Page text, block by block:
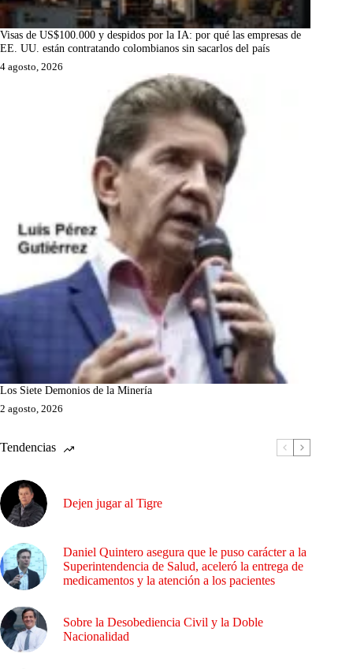
Visas de US$100.000 y despidos por la IA: por qué las empresas de
EE. UU. están contratando colombianos sin sacarlos del país
4 agosto, 2026
Los Siete Demonios de la Minería
2 agosto, 2026
Tendencias
Dejen jugar al Tigre
Daniel Quintero asegura que le puso carácter a la
Superintendencia de Salud, aceleró la entrega de
medicamentos y la atención a los pacientes
Sobre la Desobediencia Civil y la Doble
Nacionalidad